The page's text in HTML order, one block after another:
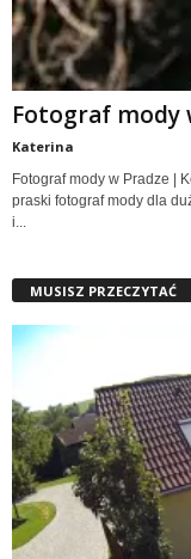
Fotograf mody
Katerina
Fotograf mody w Pradze |
praski fotograf mody dla
i...
MUSISZ PRZECZYTAĆ